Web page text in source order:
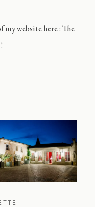
my website here : The